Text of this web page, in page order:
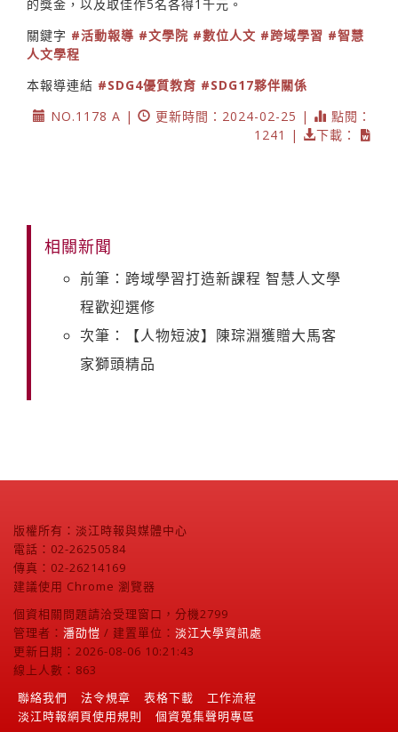
的獎金，以及取佳作5名各得1千元。
關鍵字 #活動報導 #文學院 #數位人文 #跨域學習 #智慧
人文學程
本報導連結 #SDG4優質教育 #SDG17夥伴關係
NO.1178 A |
更新時間：2024-02-25 |
點閱：
1241 |
下載：
相關新聞
前筆：跨域學習打造新課程 智慧人文學
程歡迎選修
次筆：【人物短波】陳琮淵獲贈大馬客
家獅頭精品
版權所有：淡江時報與媒體中心
電話：02-26250584
傳真：02-26214169
建議使用 Chrome 瀏覽器
個資相關問題請洽受理窗口，分機2799
管理者： 潘劭愷 / 建置單位： 淡江大學資訊處
更新日期：2026-08-06 10:21:43
線上人數：863
聯絡我們
法令規章 表格下載
工作流程
淡江時報網頁使用規則
個資蒐集聲明專區